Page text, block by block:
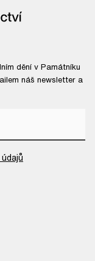
dění v Památníku
náš newsletter a